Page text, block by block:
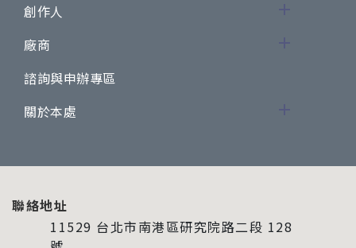
創作人
廠商
諮詢與申辦專區
關於本處
聯絡地址
11529 台北市南港區研究院路二段 128